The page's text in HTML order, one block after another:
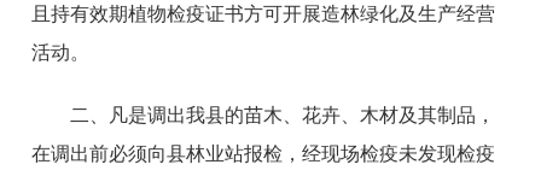
且持有效期植物检疫证书方可开展造林绿化及生产经营
活动。
二、凡是调出我县的苗木、花卉、木材及其制品，
在调出前必须向县林业站报检，经现场检疫未发现检疫